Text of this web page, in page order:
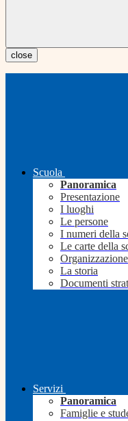
close
Scuola
Panoramica
Presentazione
I luoghi
Le persone
I numeri della
Le carte della
Organizzazione
La storia
Documenti
Servizi
Panoramica
Famiglie e